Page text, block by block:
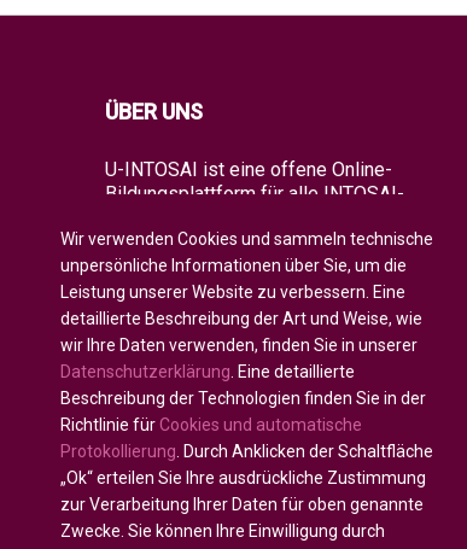
ÜBER UNS
U-INTOSAI ist eine offene Online-
Bildungsplattform für alle INTOSAI-
Raum für den Austausch von
Erfahrungen und fortgeschrittenem
Wissen geschaffen wurde.
Es bietet der gesamten globalen
Auditgemeinschaft sowohl klassische
Bildungsformate als auch die besten
INTOSAI-Bildungsprojekte und
Leitlinien, die bestehende
Bildungsinitiativen kombinieren, um
die Wirtschaftsprüfer der Zukunft zu
fördern.
Wir verwenden Cookies und sammeln technische
unpersönliche Informationen über Sie, um die
Leistung unserer Website zu verbessern. Eine
detaillierte Beschreibung der Art und Weise, wie
wir Ihre Daten verwenden, finden Sie in unserer
Datenschutzerklärung . Eine detaillierte
Beschreibung der Technologien finden Sie in der
Richtlinie für Cookies und automatische
Protokollierung . Durch Anklicken der Schaltfläche
„Ok“ erteilen Sie Ihre ausdrückliche Zustimmung
zur Verarbeitung Ihrer Daten für oben genannte
Zwecke. Sie können Ihre Einwilligung durch